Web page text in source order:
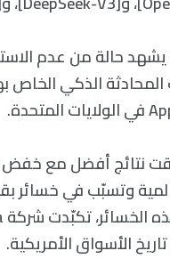
حالة من عدم
نتائج أفضل مع خفض
وتسبّب في خسائر
الأسواق الأمريكية.